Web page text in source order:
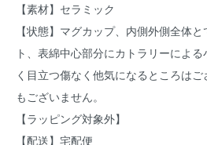
【素材】セラミック
【状態】マグカップ、内側外側全体
ト、表綿中心部分にカトラリーによ
く目立つ傷なく他気になるところは
もございません。
【ラッピング対象外】
【配送】宅配便